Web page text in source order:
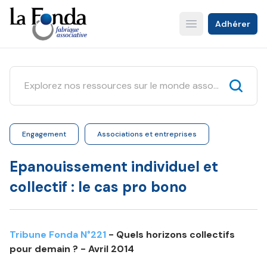
Aller
au
contenu
principal
Open main menu
Adhérer
Engagement Associations et entreprises
Epanouissement individuel et
collectif : le cas pro bono
Tribune Fonda N°221 - Quels horizons collectifs
pour demain ? - Avril 2014